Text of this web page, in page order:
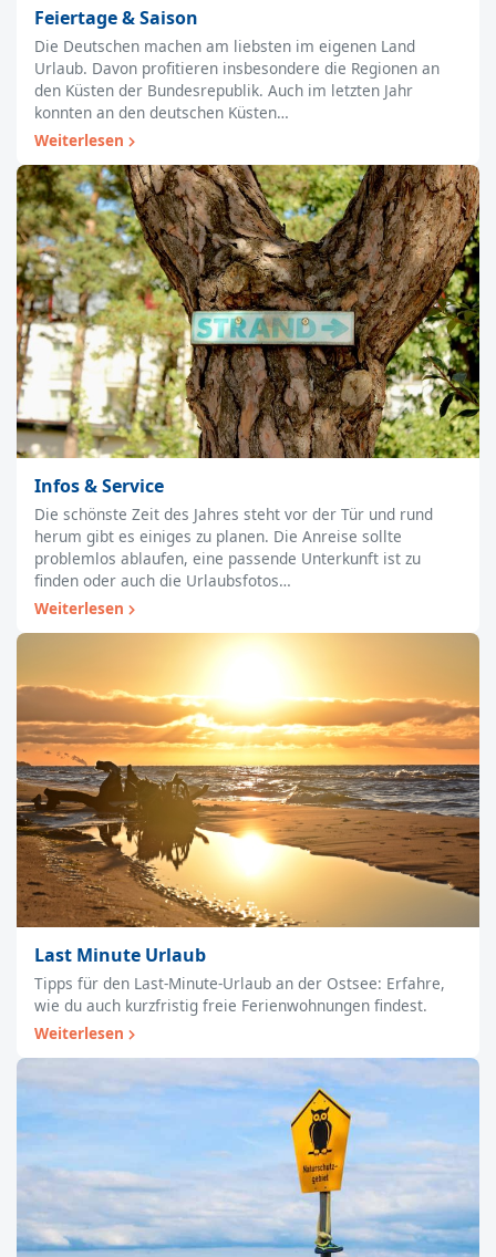
Feiertage & Saison
Die Deutschen machen am liebsten im eigenen Land
Urlaub. Davon profitieren insbesondere die Regionen an
den Küsten der Bundesrepublik. Auch im letzten Jahr
konnten an den deutschen Küsten…
Weiterlesen
Infos & Service
Die schönste Zeit des Jahres steht vor der Tür und rund
herum gibt es einiges zu planen. Die Anreise sollte
problemlos ablaufen, eine passende Unterkunft ist zu
finden oder auch die Urlaubsfotos…
Weiterlesen
Last Minute Urlaub
Tipps für den Last-Minute-Urlaub an der Ostsee: Erfahre,
wie du auch kurzfristig freie Ferienwohnungen findest.
Weiterlesen